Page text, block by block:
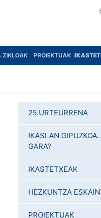
ZIKLOAK PROIEKTUAK
25.URTEURRENA
IKASLAN GIPUZKOA.
GARA?
IKASTETXEAK
HEZKUNTZA
PROIEKTUAK